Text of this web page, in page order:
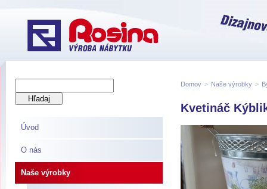
Úvod
O nás
Naše výrobky
Domov > Naše výrobky >
Kvetináč